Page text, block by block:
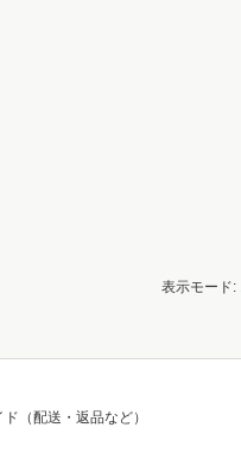
表示モード:
（配送・返品など）